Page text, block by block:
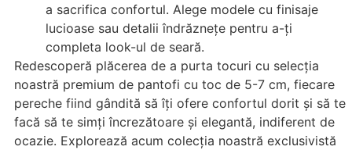
a sacrifica confortul. Alege modele cu finisaje
lucioase sau detalii îndrăznețe pentru a-ți
completa look-ul de seară.
Redescoperă plăcerea de a purta tocuri cu selecția
noastră premium de pantofi cu toc de 5-7 cm, fiecare
pereche fiind gândită să îți ofere confortul dorit și să te
facă să te simți încrezătoare și elegantă, indiferent de
ocazie. Explorează acum colecția noastră exclusivistă